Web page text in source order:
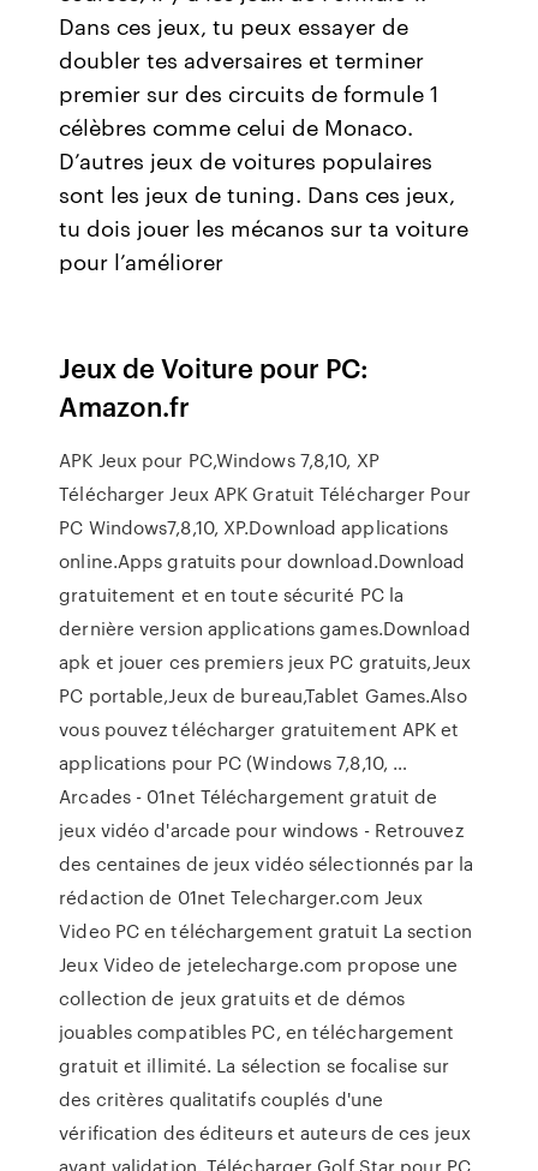
Dans ces jeux, tu peux essayer de
doubler tes adversaires et terminer
premier sur des circuits de formule 1
célèbres comme celui de Monaco.
D’autres jeux de voitures populaires
sont les jeux de tuning. Dans ces jeux,
tu dois jouer les mécanos sur ta voiture
pour l’améliorer
Jeux de Voiture pour PC:
Amazon.fr
APK Jeux pour PC,Windows 7,8,10, XP
Télécharger Jeux APK Gratuit Télécharger Pour
PC Windows7,8,10, XP.Download applications
online.Apps gratuits pour download.Download
gratuitement et en toute sécurité PC la
dernière version applications games.Download
apk et jouer ces premiers jeux PC gratuits,Jeux
PC portable,Jeux de bureau,Tablet Games.Also
vous pouvez télécharger gratuitement APK et
applications pour PC (Windows 7,8,10, …
Arcades - 01net Téléchargement gratuit de
jeux vidéo d'arcade pour windows - Retrouvez
des centaines de jeux vidéo sélectionnés par la
rédaction de 01net Telecharger.com Jeux
Video PC en téléchargement gratuit La section
Jeux Video de jetelecharge.com propose une
collection de jeux gratuits et de démos
jouables compatibles PC, en téléchargement
gratuit et illimité. La sélection se focalise sur
des critères qualitatifs couplés d'une
vérification des éditeurs et auteurs de ces jeux
avant validation. Télécharger Golf Star pour PC